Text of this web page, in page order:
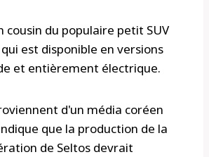
cousin du populaire petit SUV
est disponible en versions
et entièrement électrique.
d'un média coréen
que la production de la
de Seltos devrait